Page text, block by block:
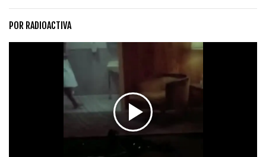
POR RADIOACTIVA